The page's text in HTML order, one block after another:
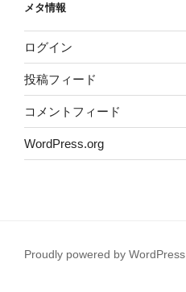
メタ情報
ログイン
投稿フィード
コメントフィード
WordPress.org
Proudly powered by WordPress